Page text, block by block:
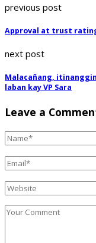
previous post
Approval at trust
next post
Malacañang,
laban kay VP Sara
Leave a